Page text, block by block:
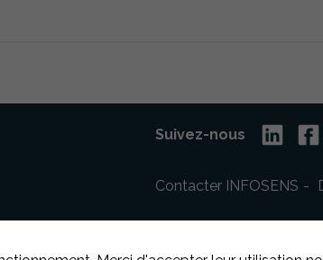
Suivez-nous
Contacter INFOSENS